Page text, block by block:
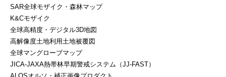
SAR全球モザイク・森林マップ
K&Cモザイク
全球高精度・デジタル3D地図
高解像度土地利用土地被覆図
全球マングローブマップ
JICA-JAXA熱帯林早期警戒システム（JJ-FAST）